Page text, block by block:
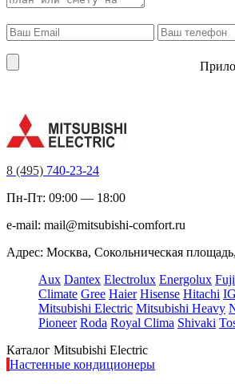
8 (495) 740-23-24
Пн-Пт: 09:00 — 18:00
e-mail: mail@mitsubishi-comfort.ru
Адрес: Москва, Сокольническая
Aux Dantex Electrolux Energolux
Climate Gree Haier Hisense Hitachi
Mitsubishi Electric Mitsubishi Heavy
Pioneer Roda Royal Clima Shivaki
Каталог Mitsubishi Electric
Настенные кондиционеры